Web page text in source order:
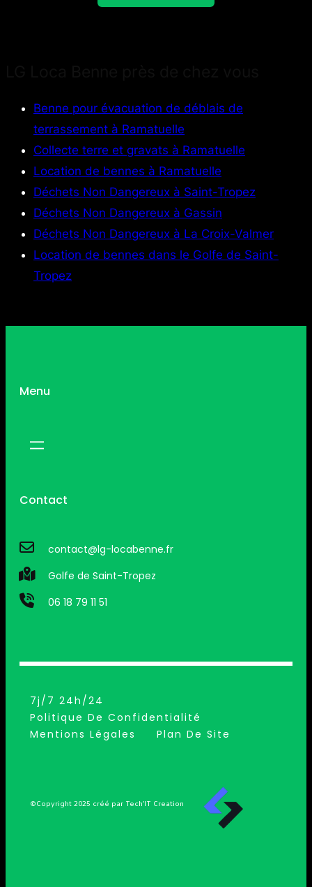
Benne pour évacuation de déblais de
terrassement à Ramatuelle
Collecte terre et gravats à Ramatuelle
Location de bennes à Ramatuelle
Déchets Non Dangereux à Saint-Tropez
Déchets Non Dangereux à Gassin
Déchets Non Dangereux à La Croix-Valmer
Location de bennes dans le Golfe de Saint-
Tropez
Menu
Contact
contact@lg-locabenne.fr
Golfe de Saint-Tropez
06 18 79 11 51
7j/7 24h/24
Politique De Confidentialité
Mentions Légales
Plan De Site
©Copyright 2025 créé par Tech’IT Creation